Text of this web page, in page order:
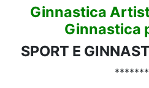
Ginnastica
Ginnastica
SPORT E